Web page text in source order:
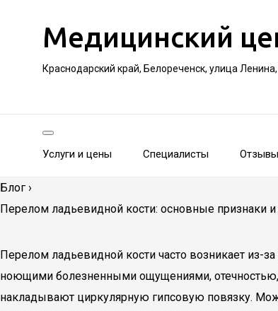
Медицинский
Краснодарский край, Белореченск, улица
Услуги и цены Специалисты Отзывы
Блог ›
Перелом ладьевидной кости: основные признаки
Перелом ладьевидной кости часто возникает из-
ноющими болезненными ощущениями, отечностью,
накладывают циркулярную гипсовую повязку.